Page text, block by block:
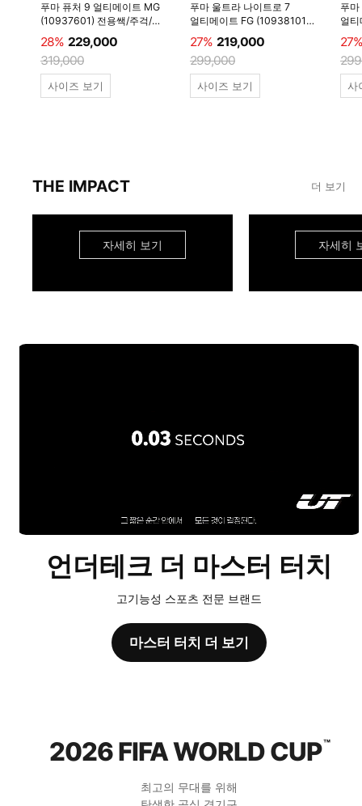
푸마 퓨처 9 얼티메이트 MG
(10937601) 전용쌕/주걱/
양말 #
28% 229,000
319,000
사이즈 보기
푸마 울트라 나이트로 7
얼티메이트 FG (10938101)
전용쌕/주걱/양말 #
27% 219,000
299,000
사이즈 보기
푸
얼
전
27%
사
THE IMPACT 더 보기
자세히 보기 자세히
언더테크 더 마스터 터치
고기능성 스포츠 전문 브랜드
마스터 터치 더 보기
2026 FIFA WORLD CUP™
최고의 무대를 위해